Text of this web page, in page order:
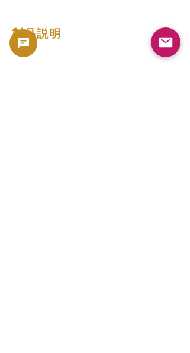
製品説明